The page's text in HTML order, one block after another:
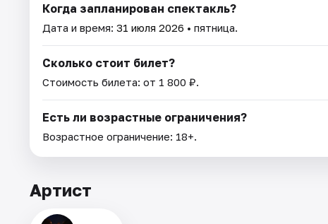
Когда запланирован спектакль?
Дата и время: 31 июля 2026 • пятница.
Сколько стоит билет?
Стоимость билета: от 1 800 ₽.
Есть ли возрастные ограничения?
Возрастное ограничение: 18+.
Артист